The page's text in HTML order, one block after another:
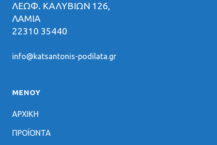
ΛΕΩΦ. ΚΑΛΥΒΙΩΝ 126,
ΛΑΜΙΑ
22310 35440
info@katsantonis-podilata.gr
ΜΕΝΟΥ
ΑΡΧΙΚΗ
ΠΡΟΪΟΝΤΑ